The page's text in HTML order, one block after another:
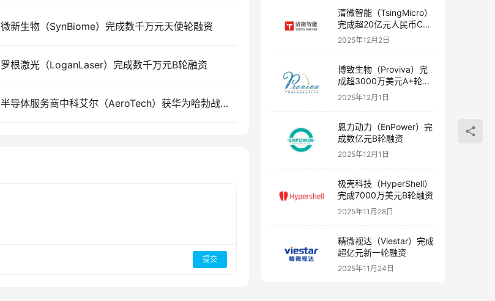
微新生物（SynBiome）完成数千万元天使轮融资
罗根激光（LoganLaser）完成数千万元B轮融资
半导体服务商中科艾尔（AeroTech）获华为哈勃战略投资
提交
清微智能（TsingMicro）
完成超20亿元人民币C轮
融资
2025年12月2日
博致生物（Proviva）完
成超3000万美元A+轮融
资
2025年12月1日
恩力动力（EnPower）完
成数亿元B轮融资
2025年12月1日
极壳科技（HyperShell）
完成7000万美元B轮融资
2025年11月28日
精微视达（Viestar）完成
超亿元新一轮融资
2025年11月24日